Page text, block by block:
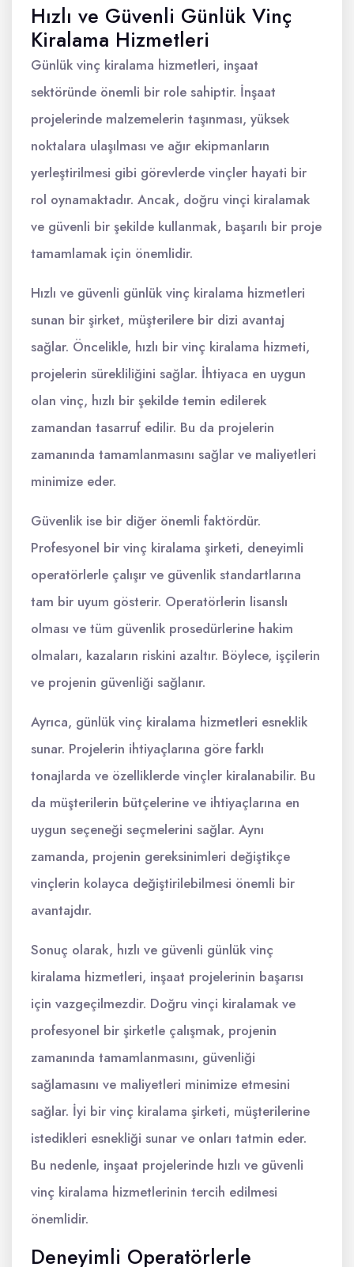
Hızlı ve Güvenli Günlük Vinç
Kiralama Hizmetleri
Günlük vinç kiralama hizmetleri, inşaat
sektöründe önemli bir role sahiptir. İnşaat
projelerinde malzemelerin taşınması, yüksek
noktalara ulaşılması ve ağır ekipmanların
yerleştirilmesi gibi görevlerde vinçler hayati bir
rol oynamaktadır. Ancak, doğru vinçi kiralamak
ve güvenli bir şekilde kullanmak, başarılı bir proje
tamamlamak için önemlidir.
Hızlı ve güvenli günlük vinç kiralama hizmetleri
sunan bir şirket, müşterilere bir dizi avantaj
sağlar. Öncelikle, hızlı bir vinç kiralama hizmeti,
projelerin sürekliliğini sağlar. İhtiyaca en uygun
olan vinç, hızlı bir şekilde temin edilerek
zamandan tasarruf edilir. Bu da projelerin
zamanında tamamlanmasını sağlar ve maliyetleri
minimize eder.
Güvenlik ise bir diğer önemli faktördür.
Profesyonel bir vinç kiralama şirketi, deneyimli
operatörlerle çalışır ve güvenlik standartlarına
tam bir uyum gösterir. Operatörlerin lisanslı
olması ve tüm güvenlik prosedürlerine hakim
olmaları, kazaların riskini azaltır. Böylece, işçilerin
ve projenin güvenliği sağlanır.
Ayrıca, günlük vinç kiralama hizmetleri esneklik
sunar. Projelerin ihtiyaçlarına göre farklı
tonajlarda ve özelliklerde vinçler kiralanabilir. Bu
da müşterilerin bütçelerine ve ihtiyaçlarına en
uygun seçeneği seçmelerini sağlar. Aynı
zamanda, projenin gereksinimleri değiştikçe
vinçlerin kolayca değiştirilebilmesi önemli bir
avantajdır.
Sonuç olarak, hızlı ve güvenli günlük vinç
kiralama hizmetleri, inşaat projelerinin başarısı
için vazgeçilmezdir. Doğru vinçi kiralamak ve
profesyonel bir şirketle çalışmak, projenin
zamanında tamamlanmasını, güvenliği
sağlamasını ve maliyetleri minimize etmesini
sağlar. İyi bir vinç kiralama şirketi, müşterilerine
istedikleri esnekliği sunar ve onları tatmin eder.
Bu nedenle, inşaat projelerinde hızlı ve güvenli
vinç kiralama hizmetlerinin tercih edilmesi
önemlidir.
Deneyimli Operatörlerle